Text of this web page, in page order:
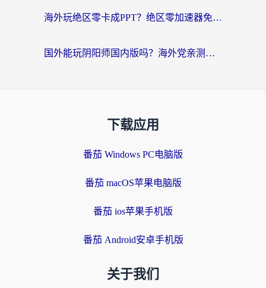
海外玩绝区零卡成PPT？绝区零加速器免费的推荐+实用技巧，附墨西哥玩谁是卧底美国玩和平精英攻略
国外能玩阴阳师国内版吗？海外党亲测有效的国服游戏加速指南
下载应用
番茄 Windows PC电脑版
番茄 macOS苹果电脑版
番茄 ios苹果手机版
番茄 Android安卓手机版
关于我们